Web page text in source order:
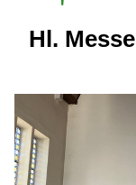
Hl. Messe